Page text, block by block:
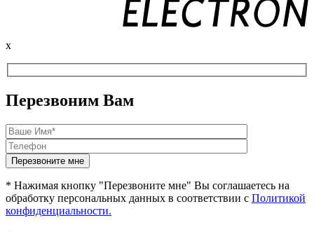
x
Перезвоним Вам
* Нажимая кнопку "Перезвоните мне" Вы соглашаетесь на
обработку персональных данных в соответствии с Политикой
конфиденциальности.